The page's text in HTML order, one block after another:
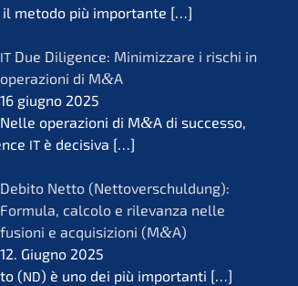
metodo più importan­te […]
IT Due Diligence: Minimiz­za­re i rischi in
opera­zio­ni di M&A
16 giugno 2025
Nelle opera­zio­ni di M&A di succes­so,
IT è decisi­va […]
Debito Netto (Netto­ver­schul­dung):
Formu­la, calco­lo e rilevanza nelle
fusio­ni e acqui­si­zio­ni (M&A)
12. Giugno 2025
(ND) è uno dei più importan­ti […]